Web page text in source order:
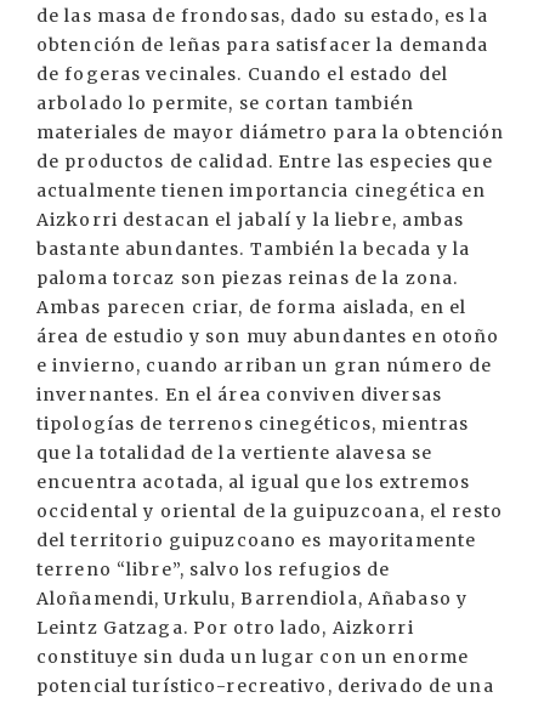
de las masa de frondosas, dado su estado, es la
obtención de leñas para satisfacer la demanda
de fogeras vecinales. Cuando el estado del
arbolado lo permite, se cortan también
materiales de mayor diámetro para la obtención
de productos de calidad. Entre las especies que
actualmente tienen importancia cinegética en
Aizkorri destacan el jabalí y la liebre, ambas
bastante abundantes. También la becada y la
paloma torcaz son piezas reinas de la zona.
Ambas parecen criar, de forma aislada, en el
área de estudio y son muy abundantes en otoño
e invierno, cuando arriban un gran número de
invernantes. En el área conviven diversas
tipologías de terrenos cinegéticos, mientras
que la totalidad de la vertiente alavesa se
encuentra acotada, al igual que los extremos
occidental y oriental de la guipuzcoana, el resto
del territorio guipuzcoano es mayoritamente
terreno “libre”, salvo los refugios de
Aloñamendi, Urkulu, Barrendiola, Añabaso y
Leintz Gatzaga. Por otro lado, Aizkorri
constituye sin duda un lugar con un enorme
potencial turístico-recreativo, derivado de una